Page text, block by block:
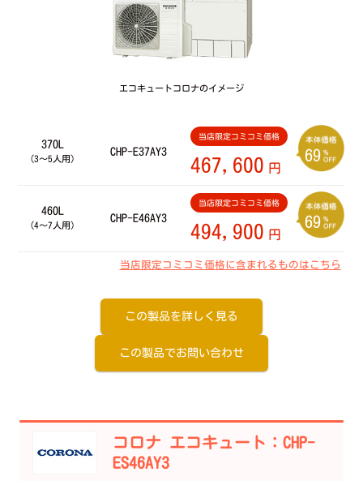
エコキュートコロナのイメージ
370L
（3～5人用）
CHP-E37AY3
当店限定コミコミ価格
467,600 円
69
460L
（4～7人用）
CHP-E46AY3
当店限定コミコミ価格
494,900 円
69
当店限定コミコミ価格に含まれるものはこちら
この製品を詳しく見る
この製品でお問い合わせ
コロナ エコキュート：CHP-
ES46AY3